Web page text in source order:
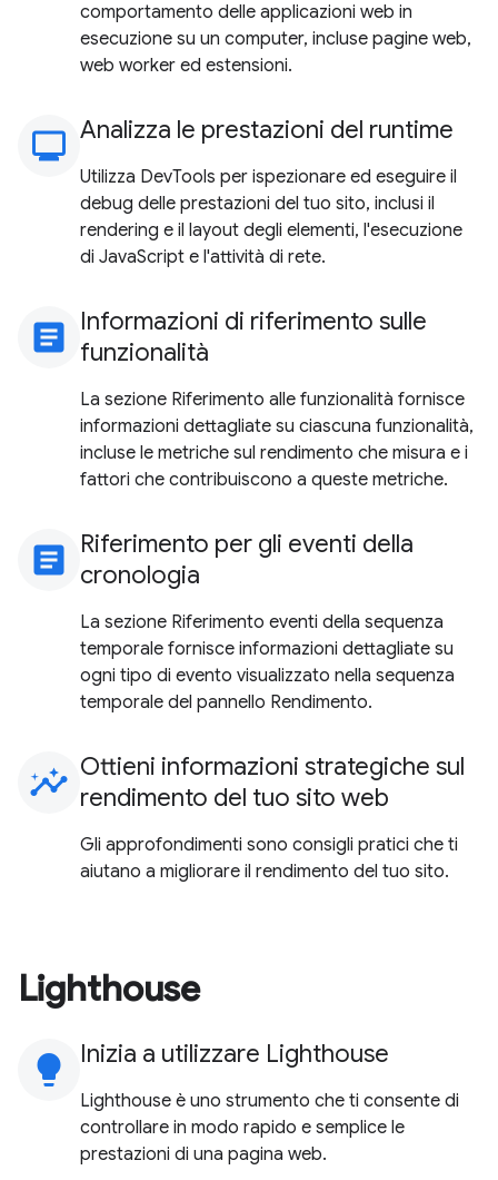
comportamento delle applicazioni web in
esecuzione su un computer, incluse pagine web,
web worker ed estensioni.
monitoring
Analizza le prestazioni del runtime
Utilizza DevTools per ispezionare ed eseguire il
debug delle prestazioni del tuo sito, inclusi il
rendering e il layout degli elementi, l'esecuzione
di JavaScript e l'attività di rete.
article Informazioni di riferimento sulle
funzionalità
La sezione Riferimento alle funzionalità fornisce
informazioni dettagliate su ciascuna funzionalità,
incluse le metriche sul rendimento che misura e i
fattori che contribuiscono a queste metriche.
article Riferimento per gli eventi della
cronologia
La sezione Riferimento eventi della sequenza
temporale fornisce informazioni dettagliate su
ogni tipo di evento visualizzato nella sequenza
temporale del pannello Rendimento.
insights Ottieni informazioni strategiche sul
rendimento del tuo sito web
Gli approfondimenti sono consigli pratici che ti
aiutano a migliorare il rendimento del tuo sito.
Lighthouse
lightbulb Inizia a utilizzare Lighthouse
Lighthouse è uno strumento che ti consente di
controllare in modo rapido e semplice le
prestazioni di una pagina web.